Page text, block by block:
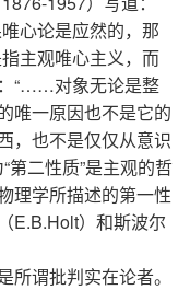
心论是应然的，那
主观唯心主义，而
“……对象无论是整
唯一原因也不是它的
，也不是仅仅从意识
第二性质”是主观的哲
理学所描述的第一性
E.B.Holt）和斯波尔
谓批判实在论者。